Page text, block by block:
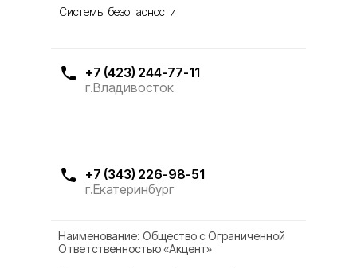
Системы безопасности
+7 (423) 244-77-11
г.Владивосток
+7 (343) 226-98-51
г.Екатеринбург
Наименование: Общество с Ограниченной
Ответственностью «Акцент»